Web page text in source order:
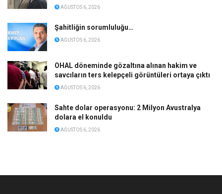
AĞUSTOS 6, 2026
Şahitliğin sorumluluğu…
AĞUSTOS 6, 2026
OHAL döneminde gözaltına alınan hakim ve
savcıların ters kelepçeli görüntüleri ortaya çıktı
AĞUSTOS 6, 2026
Sahte dolar operasyonu: 2 Milyon Avustralya
dolara el konuldu
AĞUSTOS 6, 2026